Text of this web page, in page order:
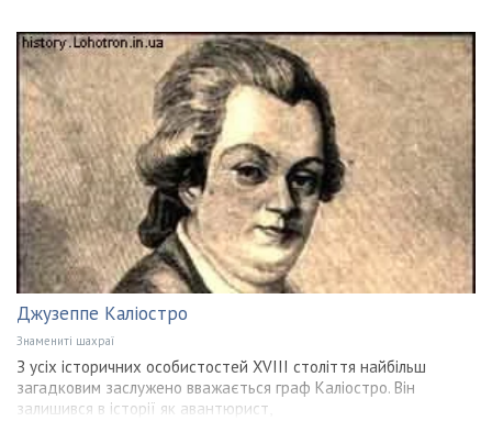
Джузеппе Каліостро
Знамениті шахраї
З усіх історичних особистостей XVIII століття найбільш
загадковим заслужено вважається граф Каліостро. Він
залишився в історії як авантюрист,